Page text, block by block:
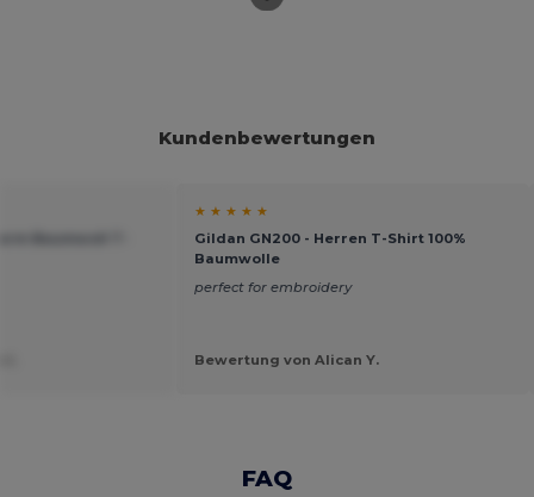
Kundenbewertungen
★ ★ ★ ★ ★
Gildan GN200 - Herren T-Shirt 100%
Baumwolle
perfect for embroidery
Bewertung von Alican Y.
FAQ